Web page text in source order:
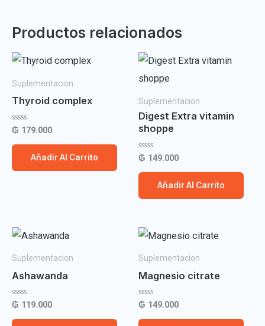
Productos relacionados
Suplementacion
Thyroid complex
Valorado
con
0
₲ 179.000
Añadir Al Carrito
Suplementacion
Digest Extra vitamin
shoppe
Valorado
con
0
₲ 149.000
Añadir Al Carrito
Suplementacion
Ashawanda
Valorado
con
0
₲ 119.000
Suplementacion
Magnesio citrate
Valorado
con
0
₲ 149.000